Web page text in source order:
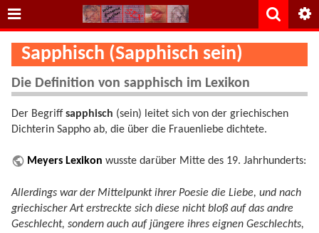
Sapphisch (Sapphisch sein)
Die Definition von sapphisch im Lexikon
Der Begriffsapphisch (sein) leitet sich von der griechischen
Dichterin Sappho ab, die über die Frauenliebe dichtete.
Meyers Lexikon wusste darüber Mitte des 19. Jahrhunderts:
Allerdings war der Mittelpunkt ihrer Poesie die Liebe, und nach
griechischer Art erstreckte sich diese nicht bloß auf das andre
Geschlecht, sondern auch auf jüngere ihres eignen Geschlechts,